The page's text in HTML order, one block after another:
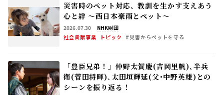
災害時のペット対応、教訓を生かす――支えあう
心と絆 〜西日本豪雨とペット〜
2026.07.30
NHK財団
社会貢献事業
トピック #災害からペットを守る
「豊臣兄弟！」仲野太賀――慶(吉岡里帆)､半兵
衛(菅田将暉)､太田垣輝延(父･中野英雄)との
シーンを振り返る！